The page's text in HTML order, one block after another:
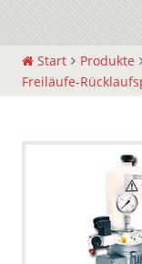
Start Produkte
Freiläufe-